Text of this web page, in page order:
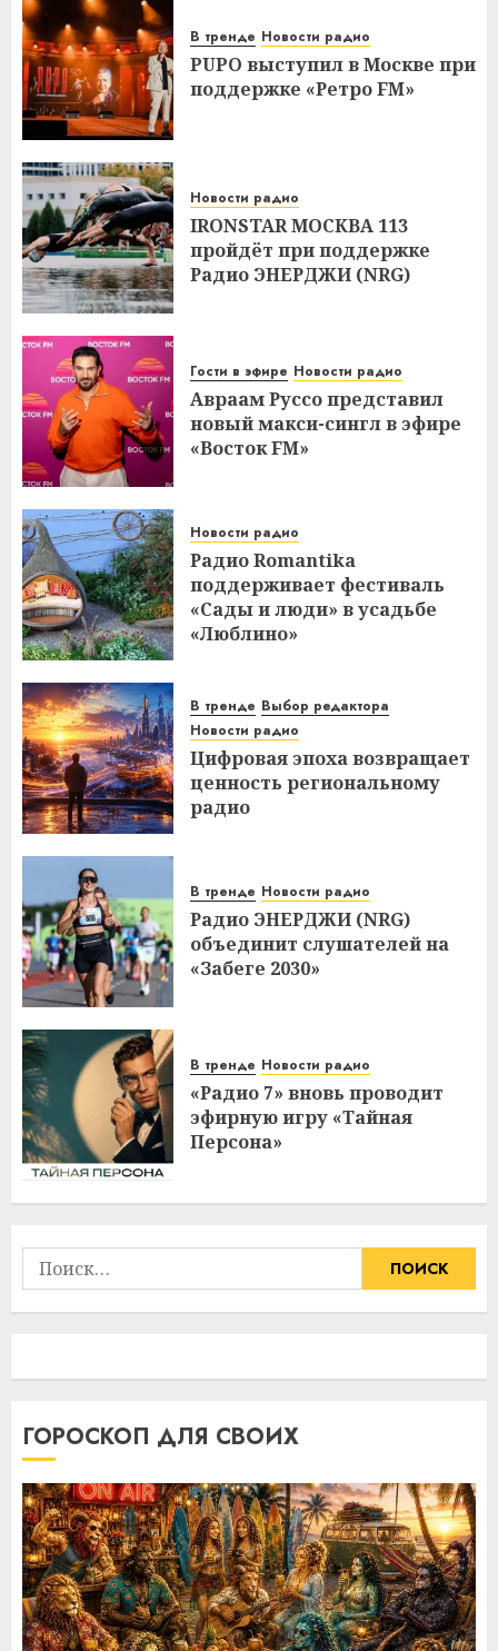
В тренде Новости радио
PUPO выступил в Москве при
поддержке «Ретро FM»
Новости радио
IRONSTAR МОСКВА 113
пройдёт при поддержке
Радио ЭНЕРДЖИ (NRG)
Гости в эфире Новости радио
Авраам Руссо представил
новый макси-сингл в эфире
«Восток FM»
Новости радио
Радио Romantika
поддерживает фестиваль
«Сады и люди» в усадьбе
«Люблино»
В тренде Выбор редактора
Новости радио
Цифровая эпоха возвращает
ценность региональному
радио
В тренде Новости радио
Радио ЭНЕРДЖИ (NRG)
объединит слушателей на
«Забеге 2030»
В тренде Новости радио
«Радио 7» вновь проводит
эфирную игру «Тайная
Персона»
Найти:
ГОРОСКОП ДЛЯ СВОИХ